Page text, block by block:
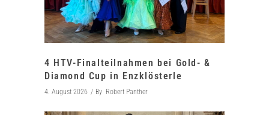
4 HTV-Finalteilnahmen bei Gold- &
Diamond Cup in Enzklösterle
4. August 2026 By Robert Panther